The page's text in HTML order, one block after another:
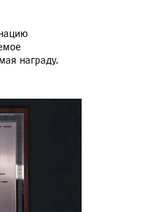
награду.